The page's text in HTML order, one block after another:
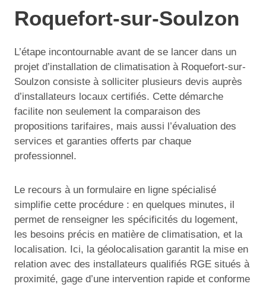
Roquefort-sur-Soulzon
L’étape incontournable avant de se lancer dans un
projet d’installation de climatisation à Roquefort-sur-
Soulzon consiste à solliciter plusieurs devis auprès
d’installateurs locaux certifiés. Cette démarche
facilite non seulement la comparaison des
propositions tarifaires, mais aussi l’évaluation des
services et garanties offerts par chaque
professionnel.
Le recours à un formulaire en ligne spécialisé
simplifie cette procédure : en quelques minutes, il
permet de renseigner les spécificités du logement,
les besoins précis en matière de climatisation, et la
localisation. Ici, la géolocalisation garantit la mise en
relation avec des installateurs qualifiés RGE situés à
proximité, gage d’une intervention rapide et conforme